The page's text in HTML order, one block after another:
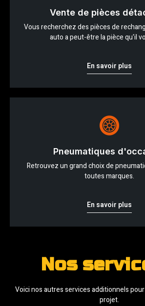
Vente de pièces
Vous recherchez des pièces de
auto a peut-être la pièce qu'il
En savoir plus
Pneumatiques
Retrouvez un grand choix de
toutes marques.
En savoir plus
Nos
Voici nos autres services additionnels
projet.